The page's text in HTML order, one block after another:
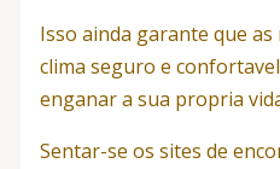
Isso ainda garante que
clima seguro e
enganar a sua propria
Sentar-se os sites de